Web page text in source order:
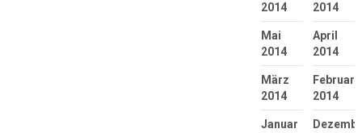
2014
2014
Mai
2014
April
2014
März
2014
Februar
2014
Januar